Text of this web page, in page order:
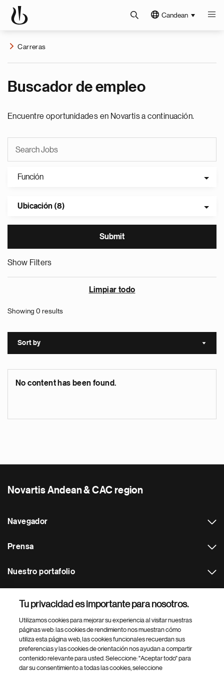
Candean
Carreras
Buscador de empleo
Encuentre oportunidades en Novartis a continuación.
Función
Ubicación (8)
Show Filters
Limpiar todo
Showing 0 results
Sort by Sort
No content has been found.
Novartis Andean & CAC region
Navegador
Prensa
Nuestro portafolio
Footer Site Search
Tu privacidad es importante para nosotros.
Utilizamos cookies para mejorar su experiencia al visitar nuestras
páginas web: las cookies de rendimiento nos muestran cómo
utiliza esta página web, las cookies funcionales recuerdan sus
preferencias y las cookies de orientación nos ayudan a compartir
contenido relevante para usted. Seleccione: "Aceptar todo" para
dar su consentimiento a todas las cookies, seleccione